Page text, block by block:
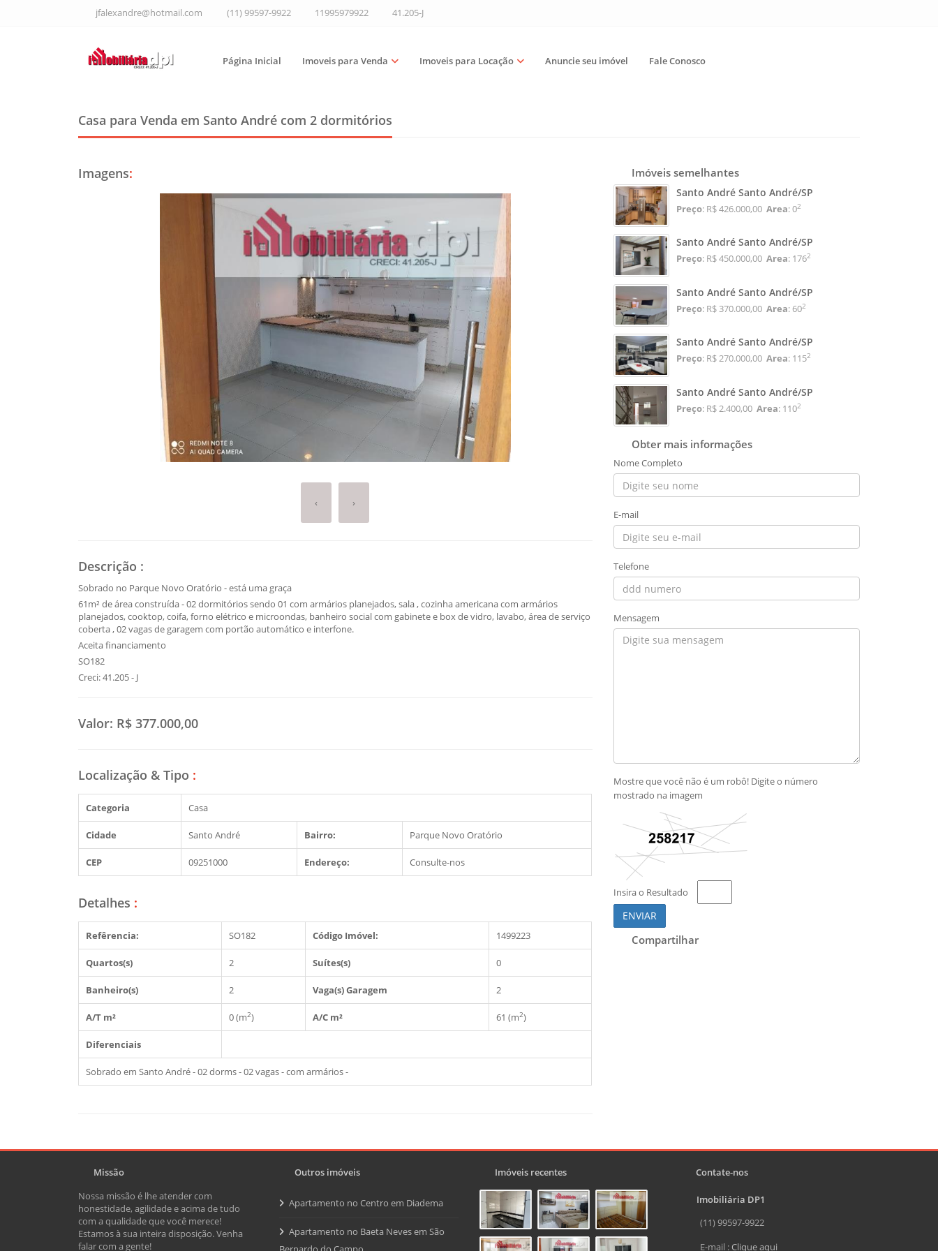
jfalexandre@hotmail.com (11) 99597-9922 11995979922 41.205-J
Página Inicial Imoveis para Venda Imoveis para Locação Anuncie seu imóvel Fale Conosco
Casa para Venda em Santo André com 2 dormitórios
Imagens:
‹ ›
Descrição :
Sobrado no Parque Novo Oratório - está uma graça
61m² de área construída - 02 dormitórios sendo 01 com armários planejados, sala , cozinha americana com armários
planejados, cooktop, coifa, forno elétrico e microondas, banheiro social com gabinete e box de vidro, lavabo, área de serviço
coberta , 02 vagas de garagem com portão automático e interfone.
Aceita financiamento
SO182
Creci: 41.205 - J
Valor: R$ 377.000,00
Localização & Tipo :
Categoria Casa
Cidade Santo André Bairro: Parque Novo Oratório
CEP 09251000 Endereço: Consulte-nos
Detalhes :
Refêrencia: SO182 Código Imóvel: 1499223
Quartos(s) 2 Suítes(s) 0
Banheiro(s) 2 Vaga(s) Garagem 2
A/T m² 0 (m2) A/C m² 61 (m2)
Diferenciais
Sobrado em Santo André - 02 dorms - 02 vagas - com armários -
Imóveis semelhantes
Santo André Santo André/SP
Preço: R$ 426.000,00 Area: 02
Santo André Santo André/SP
Preço: R$ 450.000,00 Area: 1762
Santo André Santo André/SP
Preço: R$ 370.000,00 Area: 602
Santo André Santo André/SP
Preço: R$ 270.000,00 Area: 1152
Santo André Santo André/SP
Preço: R$ 2.400,00 Area: 1102
Obter mais informações
Nome Completo
E-mail
Telefone
Mensagem
Mostre que você não é um robô! Digite o número
mostrado na imagem
Insira o Resultado
ENVIAR
Compartilhar
Missão
Nossa missão é lhe atender com
honestidade, agilidade e acima de tudo
com a qualidade que você merece!
Estamos à sua inteira disposição. Venha
falar com a gente!
Outros imóveis
Apartamento no Centro em Diadema
Apartamento no Baeta Neves em São
Imóveis recentes Contate-nos
Imobiliária DP1
(11) 99597-9922
E-mail :Clique aqui